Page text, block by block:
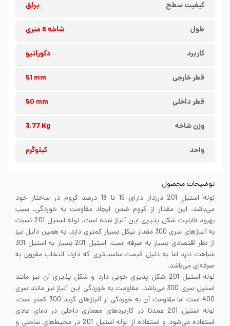
کیفیت سطح براق
طول شاخه 6 متری
کاربرد دکوراتیو
قطر خارجی 51 mm
قطر داخلی 50 mm
وزن شاخه 3.77 Kg
واحد کیلوگرم
توضیحات محصول
لوله استیل 201 درزدار دارای 16 تا 18 درصد کروم در ساختار خود
می‌باشد. این مقدار از کروم ضمن ایجاد مقاومت به خوردگی، سبب
بهبود قابلیت شکل پذیری این آلیاژ شده است. لوله استیل 201 نسبت
به آلیاژهای سری 300 مقدار نیکل بسیار کمتری دارد. به همین دلیل نیز
از نظر اقتصادی بسیار به صرفه است. استیل 201 بسیار به استیل 301
شباهت دارد اما به دلیل قیمت مناسب‌تری که دارد، انتخاب مقرون به
صرفه‌ای می‌باشد.
لوله استیل 201 شکل پذیری خوبی دارد و شکل پذیری آن نیز مانند
استیل سری 300 می‌باشد. مقاومت به خوردگی این آلیاژ نیز مانند سری
400 است اما مقاومت آن به خوردگی از آلیاژهای گرید 300 کمتر است.
لوله استیل 201 عمدتا در کاربردهای معماری داخلی در دمای عادی
استفاده می‌شود و استفاده از لوله استیل 201 در محیط‌های ساحلی و